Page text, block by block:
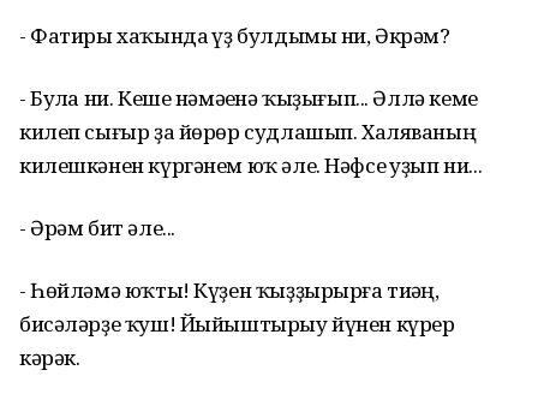
- Фатиры хаҡында һүҙ булдымы ни, Әкрәм?
- Булһа ни. Кеше нәмәһенә ҡыҙығып... Әллә кеме
килеп сығыр ҙа йөрөр судлашып. Халяваның
килешкәнен күргәнем юҡ әле. Нәфсе һуҙып ни...
- Әрәм бит әле...
- Һөйләмә юҡты! Күҙен ҡыҙҙырырға тиһәң,
бисәләрҙе ҡуш! Йыйыштырыу йүнен күрер
кәрәк.